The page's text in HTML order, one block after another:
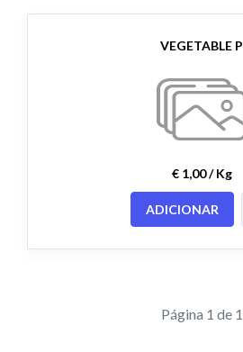
VEGETABLE P
€ 1,00 / Kg
ADICIONAR
Página 1 de 1